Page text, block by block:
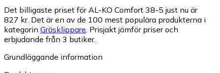
Det billigaste priset för AL-KO Comfort 38-5 just nu är
827 kr. Det är en av de 100 mest populära produkterna i
kategorin Gräsklippare. Prisjakt jämför priser och
erbjudande från 3 butiker.
Grundläggande information